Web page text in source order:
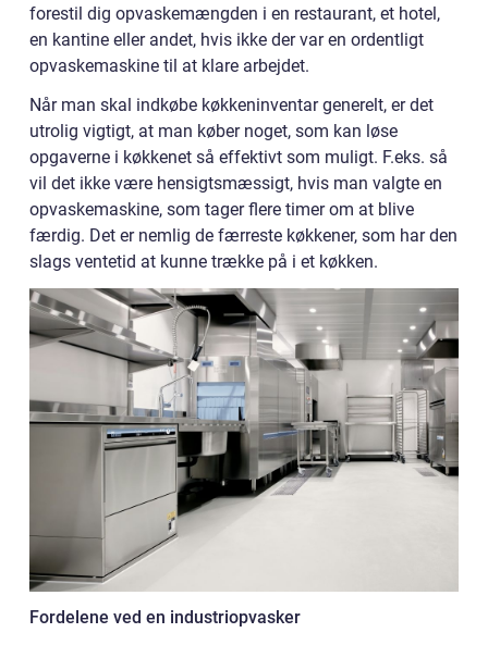
forestil dig opvaskemængden i en restaurant, et hotel,
en kantine eller andet, hvis ikke der var en ordentligt
opvaskemaskine til at klare arbejdet.
Når man skal indkøbe køkkeninventar generelt, er det
utrolig vigtigt, at man køber noget, som kan løse
opgaverne i køkkenet så effektivt som muligt. F.eks. så
vil det ikke være hensigtsmæssigt, hvis man valgte en
opvaskemaskine, som tager flere timer om at blive
færdig. Det er nemlig de færreste køkkener, som har den
slags ventetid at kunne trække på i et køkken.
Fordelene ved en industriopvasker